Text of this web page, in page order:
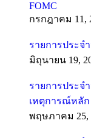
FOMC
กรกฎาคม 11,
รายการประจ
มิถุนายน 19,
รายการประจ
เหตุการณ์หลัก
พฤษภาคม 25,